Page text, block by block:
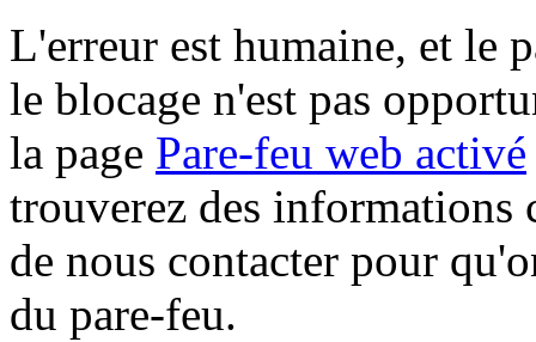
L'erreur est humaine, et le
le blocage n'est pas
la page Pare-feu web activé
trouverez des informations
de nous contacter pour
du pare-feu.